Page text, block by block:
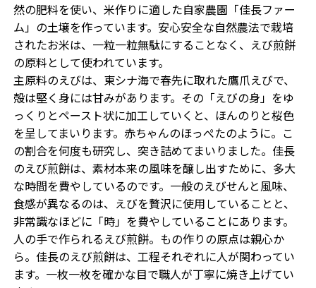
然の肥料を使い、米作りに適した自家農園「佳長ファー
ム」の土壌を作っています。安心安全な自然農法で栽培
されたお米は、一粒一粒無駄にすることなく、えび煎餅
の原料として使われています。
主原料のえびは、東シナ海で春先に取れた鷹爪えびで、
殻は堅く身には甘みがあります。その「えびの身」をゆ
っくりとペースト状に加工していくと、ほんのりと桜色
を呈してまいります。赤ちゃんのほっぺたのように。こ
の割合を何度も研究し、突き詰めてまいりました。佳長
のえび煎餅は、素材本来の風味を醸し出すために、多大
な時間を費やしているのです。一般のえびせんと風味、
食感が異なるのは、えびを贅沢に使用していることと、
非常識なほどに「時」を費やしていることにあります。
人の手で作られるえび煎餅。もの作りの原点は親心か
ら。佳長のえび煎餅は、工程それぞれに人が関わってい
ます。一枚一枚を確かな目で職人が丁寧に焼き上げてい